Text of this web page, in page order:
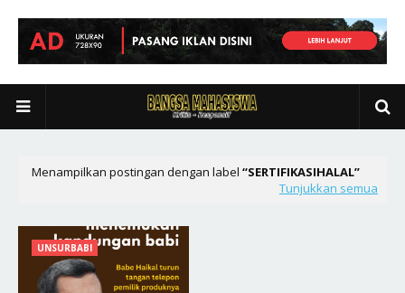
Menampilkan postingan dengan label
SERTIFIKASIHALAL
Tunjukkan semua
UNSURBABI